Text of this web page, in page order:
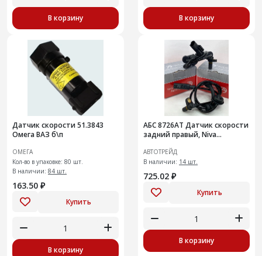
В корзину В корзину
Датчик скорости 51.3843
Омега ВАЗ б\п
ОМЕГА
Кол-во в упаковке: 80 шт.
В наличии: 84 шт.
163.50 ₽
Купить
В корзину
АБС 8726АТ Датчик скорости
задний правый, Niva
АВТОТРЕЙД
В наличии: 14 шт.
725.02 ₽
Купить
В корзину